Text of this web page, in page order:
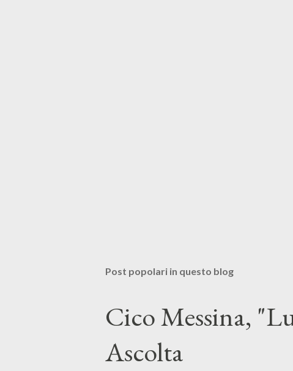
Post popolari in questo blog
Cico Messina,
Ascolta